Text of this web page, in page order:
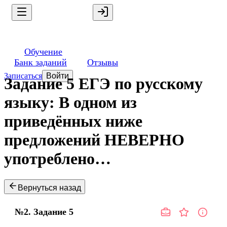
Обучение
Банк заданий
Отзывы
Записаться Войти
Задание 5 ЕГЭ по русскому
языку: В одном из
приведённых ниже
предложений НЕВЕРНО
употреблено…
Вернуться назад
№2. Задание 5